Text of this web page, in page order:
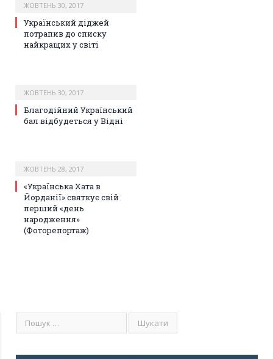
ЖОВТЕНЬ 30, 2017
Український діджей
потрапив до списку
найкращих у світі
ЖОВТЕНЬ 30, 2017
Благодійний Український
бал відбудеться у Відні
ЖОВТЕНЬ 28, 2017
«Українська Хата в
Йорданії» святкує свій
перший «день
народження»
(Фоторепортаж)